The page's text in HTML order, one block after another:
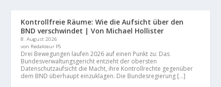
Kontrollfreie Räume: Wie die Aufsicht über den
BND verschwindet | Von Michael Hollister
8. August 2026
von Redakteur PS
Drei Bewegungen laufen 2026 auf einen Punkt zu: Das
Bundesverwaltungsgericht entzieht der obersten
Datenschutzaufsicht die Macht, ihre Kontrollrechte gegenüber
dem BND überhaupt einzuklagen. Die Bundesregierung […]